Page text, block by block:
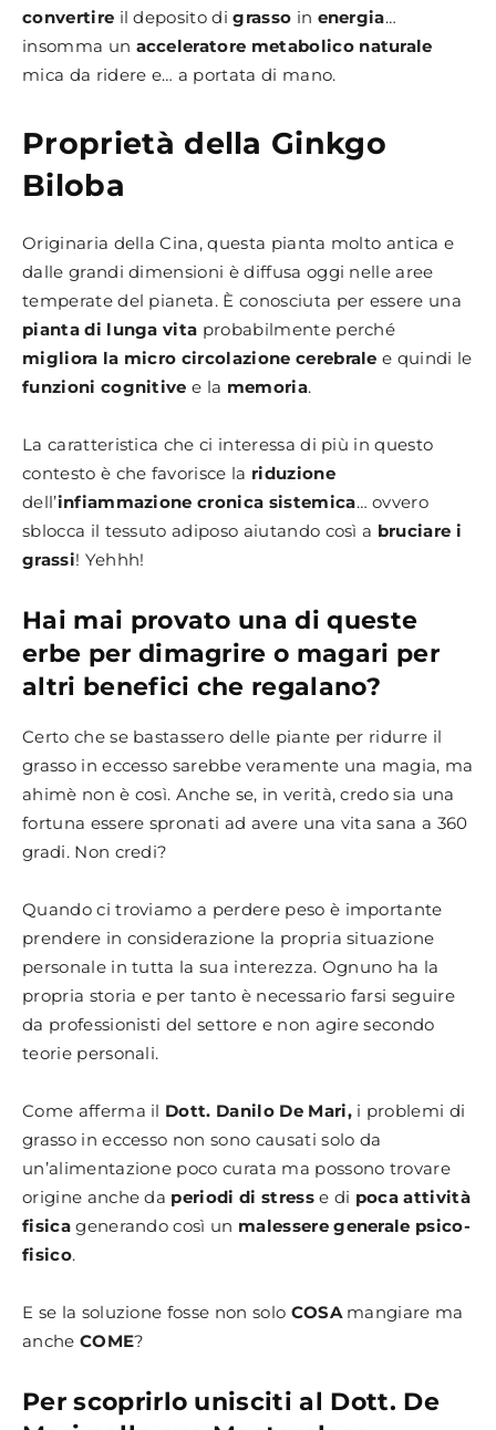
convertire il deposito digrasso in energia…
insomma un acceleratore metabolico naturale
mica da ridere e… a portata di mano.
Proprietà della Ginkgo
Biloba
Originaria della Cina, questa pianta molto antica e
dalle grandi dimensioni è diffusa oggi nelle aree
temperate del pianeta. È conosciuta per essere una
pianta di lunga vita probabilmente perché
migliora la micro circolazione cerebrale e quindi le
funzioni cognitive e la memoria.
La caratteristica che ci interessa di più in questo
contesto è che favorisce la riduzione
dell’infiammazione cronica sistemica… ovvero
sblocca il tessuto adiposo aiutando così a bruciare i
grassi! Yehhh!
Hai mai provato una di queste
erbe per dimagrire o magari per
altri benefici che regalano?
Certo che se bastassero delle piante per ridurre il
grasso in eccesso sarebbe veramente una magia, ma
ahimè non è così. Anche se, in verità, credo sia una
fortuna essere spronati ad avere una vita sana a 360
gradi. Non credi?
Quando ci troviamo a perdere peso è importante
prendere in considerazione la propria situazione
personale in tutta la sua interezza. Ognuno ha la
propria storia e per tanto è necessario farsi seguire
da professionisti del settore e non agire secondo
teorie personali.
Come afferma il Dott. Danilo De Mari,i problemi di
grasso in eccesso non sono causati solo da
un’alimentazione poco curata ma possono trovare
origine anche da periodi di stresse di poca attività
fisicagenerando così un malessere generale psico-
fisico.
E se la soluzione fosse non solo COSAmangiare ma
anche COME?
Per scoprirlo unisciti al Dott. De